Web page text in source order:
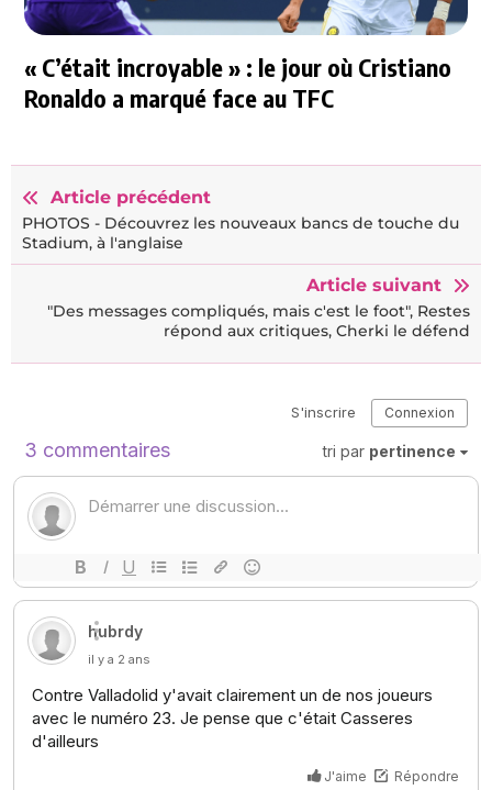
« C’était incroyable » : le jour où Cristiano
Ronaldo a marqué face au TFC
Article précédent
PHOTOS - Découvrez les nouveaux bancs de touche du
Stadium, à l'anglaise
Article suivant
"Des messages compliqués, mais c'est le foot", Restes
répond aux critiques, Cherki le défend